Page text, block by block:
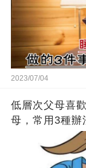
2023/07/04
低層次父母喜
母，常用3種辦